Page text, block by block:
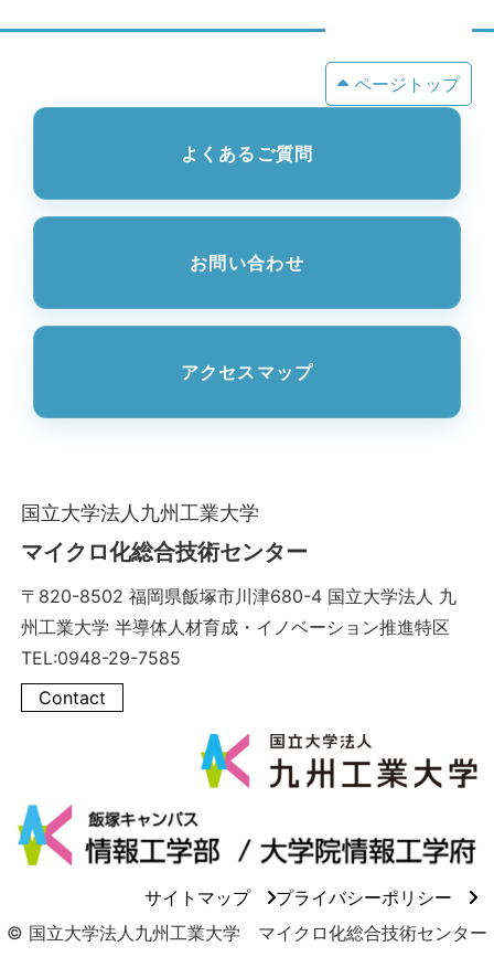
ページトップ
よくあるご質問
お問い合わせ
アクセスマップ
国立大学法人九州工業大学
マイクロ化総合技術センター
〒820-8502 福岡県飯塚市川津680-4 国立大学法人 九
州工業大学 半導体人材育成・イノベーション推進特区
TEL:0948-29-7585
Contact
プライバシーポリシー
サイトマップ
© 国立大学法人九州工業大学 マイクロ化総合技術センター